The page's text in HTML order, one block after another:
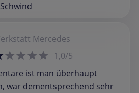
Mercedes
1,0/5
ist man überhaupt
war dementsprechend sehr